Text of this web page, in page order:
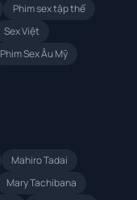
Phim sex tập thể
Sex Việt
Phim Sex Âu Mỹ
Mahiro Tadai
Mary Tachibana